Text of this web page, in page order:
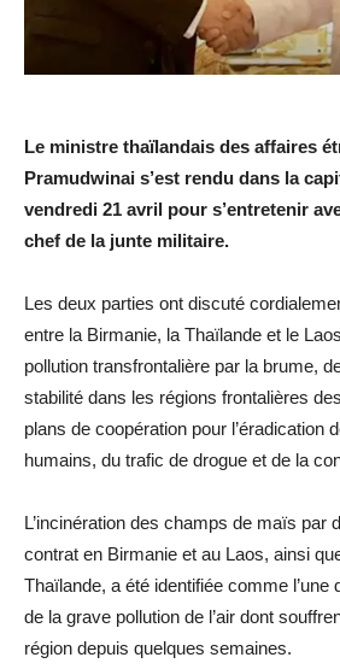
Le ministre thaïlandais des affaires
Pramudwinai s’est rendu dans la
vendredi 21 avril pour s’entretenir
chef de la junte militaire.
Les deux parties ont discuté
entre la Birmanie, la Thaïlande et le
pollution transfrontalière par la brume,
stabilité dans les régions frontalières
plans de coopération pour l’éradication
humains, du trafic de drogue et de la
L’incinération des champs de maïs par
contrat en Birmanie et au Laos, ainsi
Thaïlande, a été identifiée comme
de la grave pollution de l’air dont
région depuis quelques semaines.